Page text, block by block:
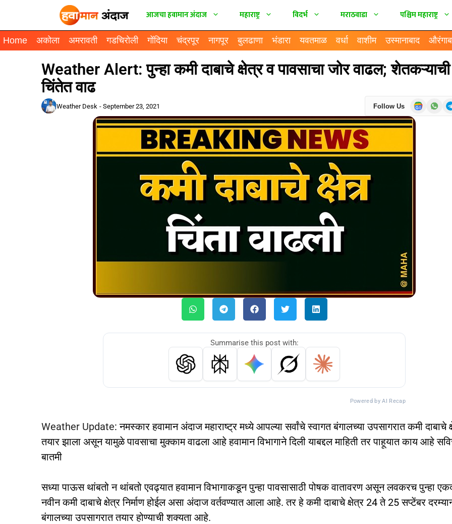
आजचा हवामान अंदाज महाराष्ट्र विदर्भ मराठवाडा पश्चिम महाराष्ट्र
Home अकोला अमरावती गडचिरोली गोंदिया चंद्रपूर नागपूर बुलढाणा भंडारा यवतमाळ वर्धा वाशीम उस्मानाबाद
Weather Alert: पुन्हा कमी दाबाचे क्षेत्र व पावसाचा जोर वाढल; शेतकऱ्याची
चिंतेत वाढ
Weather Desk - September 23, 2021 Follow Us
Summarise this post with:
Powered by AI Recap
Weather Update: नमस्कार हवामान अंदाज महाराष्ट्र मध्ये आपल्या सर्वांचे स्वागत बंगालच्या उपसागरात कमी दाबाचे
तयार झाला असून यामुळे पावसाचा मुक्काम वाढला आहे हवामान विभागाने दिली याबद्दल माहिती तर पाहूयात काय आहे
बातमी
सध्या पाऊस थांबतो न थांबतो एवढ्यात हवामान विभागाकडून पुन्हा पावसासाठी पोषक वातावरण असून लवकरच पुन्हा
नवीन कमी दाबाचे क्षेत्र निर्माण होईल असा अंदाज वर्तवण्यात आला आहे. तर हे कमी दाबाचे क्षेत्र 24 ते 25 सप्टेंबर
बंगालच्या उपसागरात तयार होण्याची शक्‍यता आहे.